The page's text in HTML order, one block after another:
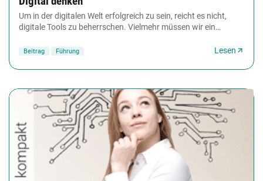
Um in der digitalen Welt erfolgreich zu sein, reicht es nicht,
digitale Tools zu beherrschen. Vielmehr müssen wir ein
Beitrag Führung Lesen